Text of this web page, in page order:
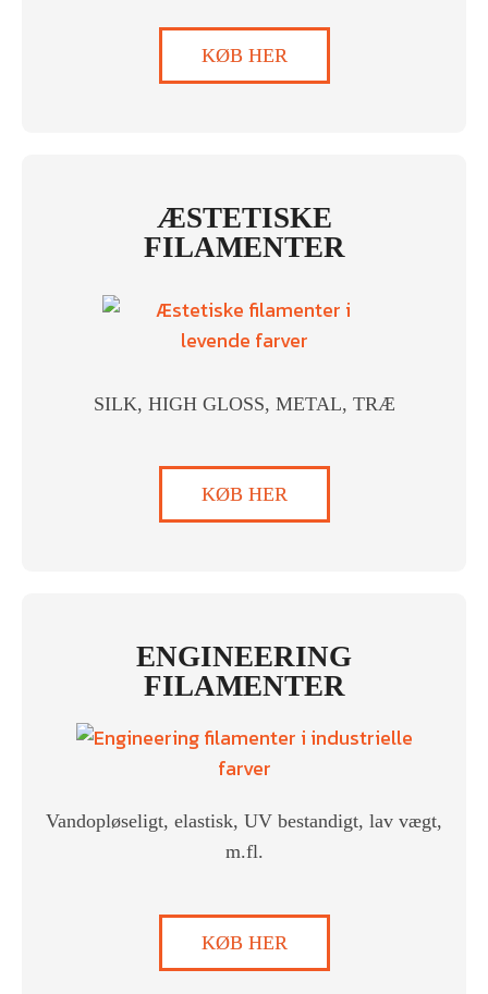
KØB HER
ÆSTETISKE
FILAMENTER
SILK, HIGH GLOSS, METAL, TRÆ
KØB HER
ENGINEERING
FILAMENTER
Vandopløseligt, elastisk, UV bestandigt, lav vægt,
m.fl.
KØB HER